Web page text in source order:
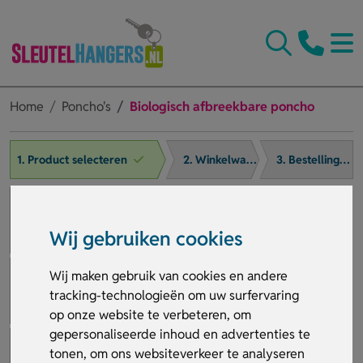
Wij gebruiken cookies
Wij maken gebruik van cookies en andere
tracking-technologieën om uw surfervaring
op onze website te verbeteren, om
gepersonaliseerde inhoud en advertenties te
tonen, om ons websiteverkeer te analyseren
Home Poncho's Biologisch afbreekbare poncho
1. Product selecteren 2. Winkelwagen 3. Bestelling afronden